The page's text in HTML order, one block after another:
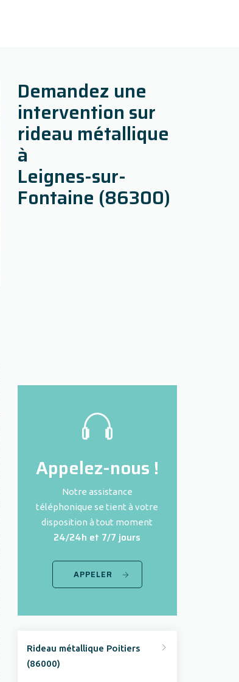
Demandez une
intervention sur
rideau métallique
à
Leignes-sur-
Fontaine (86300)
Appelez-nous !
Notre assistance
téléphonique se tient à votre
disposition à tout moment
24/24h et 7/7 jours
APPELER
Rideau métallique Poitiers
(86000)